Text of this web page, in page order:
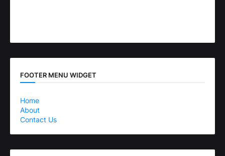
FOOTER MENU WIDGET
Home
About
Contact Us